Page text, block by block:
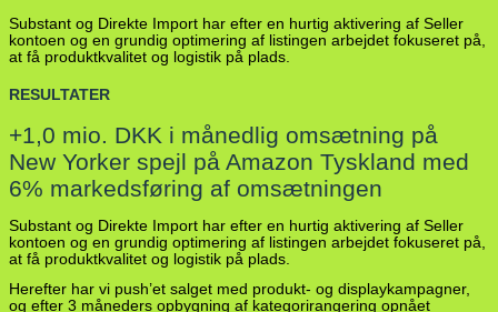
Substant og Direkte Import har efter en hurtig aktivering af Seller
kontoen og en grundig optimering af listingen arbejdet fokuseret på,
at få produktkvalitet og logistik på plads.
RESULTATER
+1,0 mio. DKK i månedlig omsætning på
New Yorker spejl på Amazon Tyskland med
6% markedsføring af omsætningen
Substant og Direkte Import har efter en hurtig aktivering af Seller
kontoen og en grundig optimering af listingen arbejdet fokuseret på,
at få produktkvalitet og logistik på plads.
Herefter har vi push’et salget med produkt- og displaykampagner,
og efter 3 måneders opbygning af kategorirangering opnået